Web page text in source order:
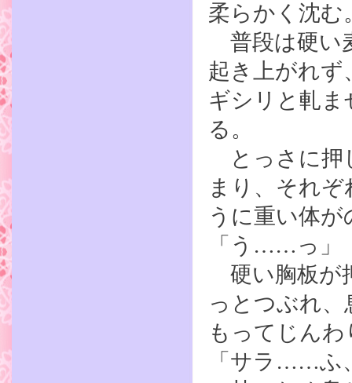
柔らかく沈む
普段は硬い
起き上がれ
ギシリと軋
る。
とっさに押
まり、それ
うに重い体
「う……っ」
硬い胸板が
っとつぶれ
もってじん
「サラ……ふ